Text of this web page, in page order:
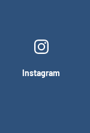
Instagram